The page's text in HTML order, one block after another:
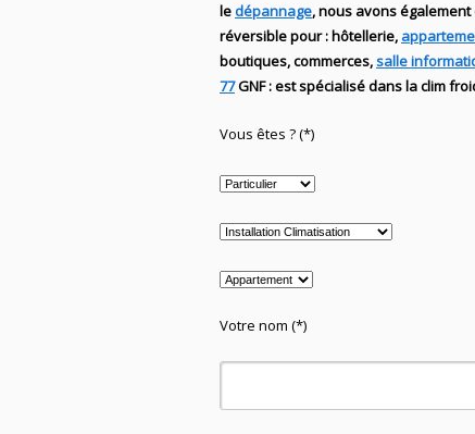
ledépannage, nous avons également
réversiblepour : hôtellerie,
boutiques, commerces,salle
77GNF:estspécialisédans la clim
Vous êtes ? (*)
Votre nom (*)